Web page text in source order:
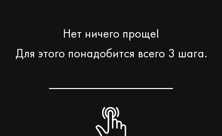
Нет ничего проще!
Для этого понадобится всего 3 шага.